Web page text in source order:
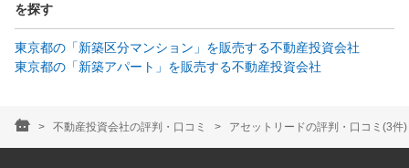
を探す
東京都の「新築区分マンション」を販売する不動産投資会社
東京都の「新築アパート」を販売する不動産投資会社
不動産投資会社の評判・口コミ アセットリードの評判・口コミ(3件)